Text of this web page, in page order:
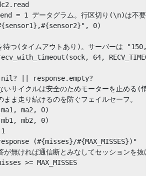
= 1 データグラム。行区切り(\n)は不要
0)
つ(タイムアウトあり)。サーバーは
64,
|| response.empty?
サイクルは安全のためモーターを止める(惰
ま走り続けるのを防ぐフェイルセーフ。
ma2, 0)
mb2, 0)
(#{misses}/#{MAX_MISSES})"
無ければ通信断とみなしてセッションを抜
>= MAX_MISSES